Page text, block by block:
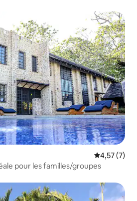
Évaluation
4,57 (7)
pour les familles/groupes